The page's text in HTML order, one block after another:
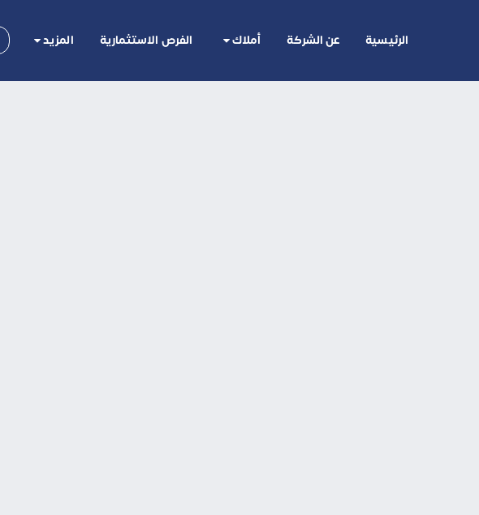
الرئيسية عن الشركة أملاك الفرص الاستثمارية المزيد